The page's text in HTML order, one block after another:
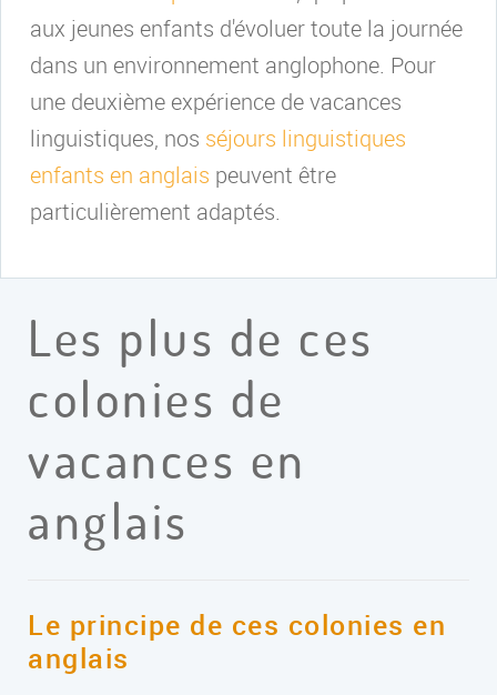
aux jeunes enfants d'évoluer toute la journée
dans un environnement anglophone. Pour
une deuxième expérience de vacances
linguistiques, nos séjours linguistiques
enfants en anglais peuvent être
particulièrement adaptés.
Les plus de ces
colonies de
vacances en
anglais
Le principe de ces colonies en
anglais